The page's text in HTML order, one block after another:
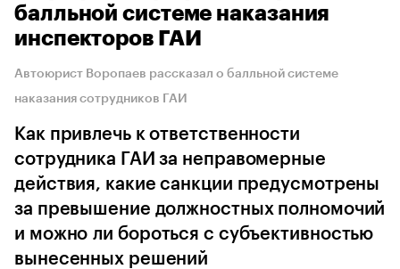
балльной системе наказания
инспекторов ГАИ
Автоюрист Воропаев рассказал о балльной системе
наказания сотрудников ГАИ
Как привлечь к ответственности
сотрудника ГАИ за неправомерные
действия, какие санкции предусмотрены
за превышение должностных полномочий
и можно ли бороться с субъективностью
вынесенных решений